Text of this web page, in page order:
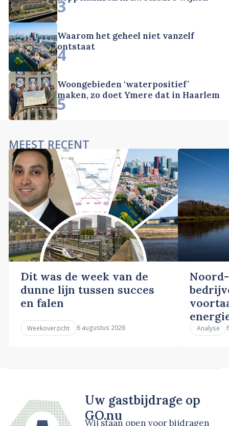
3
Waarom het geheel niet vanzelf
ontstaat
4
Woongebieden ‘waterpositief’
maken, zo doet Ymere dat in Haarlem
5
MEEST RECENT
Dit was de week van de
dunne lijn tussen succes
en falen
Weekoverzicht 6 augustus 2026 Analyse
Uw gastbijdrage op
GO.nu
Wij staan open voor bijdragen